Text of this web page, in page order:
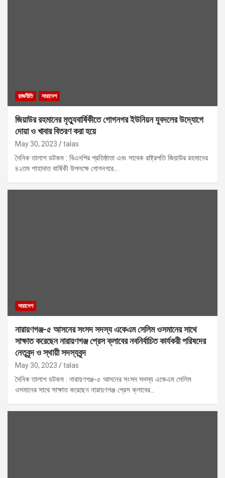
রাজনীতি সারাদেশ
জিয়াউর রহমানের মৃত্যুবার্ষিকীতে গোগনগর ইউনিয়ন যুবদলের উদ্যোগে
দোয়া ও খাবার বিতরণ করা হয়ে
May 30, 2023 talas
দৈনিক তালাশ ডটকম : বিএনপির প্রতিষ্ঠাতা এবং সাবেক রাষ্ট্রপতি জিয়াউর রহমানের
৪২তম শাহাদাত বার্ষিকী উপলক্ষে গোগনগরে…
সারাদেশ
নারায়ণগঞ্জ-৫ আসনের সংসদ সদস্য একেএম সেলিম ওসমানের সাথে
সাক্ষাত করেছেন নারায়ণগঞ্জ প্রেস ক্লাবের নবনির্বাচিত কার্যকরী পরিষদের
নেতৃবৃন্দ ও স্থায়ী সদস্যবৃন্দ
May 30, 2023 talas
দৈনিক তালাশ ডটকম : নারায়ণগঞ্জ-৫ আসনের সংসদ সদস্য একেএম সেলিম
ওসমানের সাথে সাক্ষাত করেছেন নারায়ণগঞ্জ প্রেস ক্লাবের…